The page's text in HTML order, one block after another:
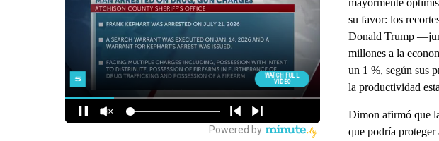
su favor: los
Donald Trump
millones a la
un 1 %, según sus
la productividad
Dimon afirmó que
que podría proteger